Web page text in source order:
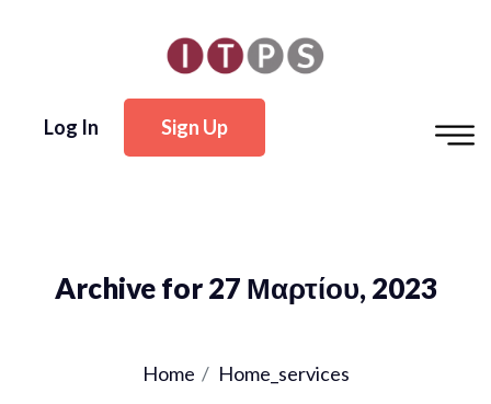
Log In Sign Up
Archive for 27 Μαρτίου, 2023
Home Home_services